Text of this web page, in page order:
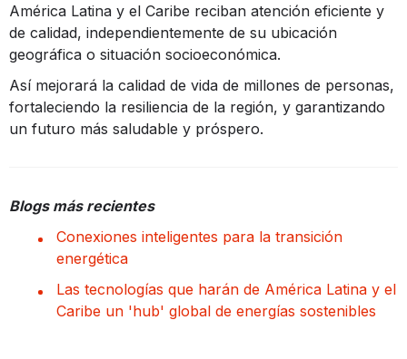
América Latina y el Caribe reciban atención eficiente y
de calidad, independientemente de su ubicación
geográfica o situación socioeconómica.
Así mejorará la calidad de vida de millones de personas,
fortaleciendo la resiliencia de la región, y garantizando
un futuro más saludable y próspero.
Blogs más recientes
Conexiones inteligentes para la transición
energética
Las tecnologías que harán de América Latina y el
Caribe un 'hub' global de energías sostenibles